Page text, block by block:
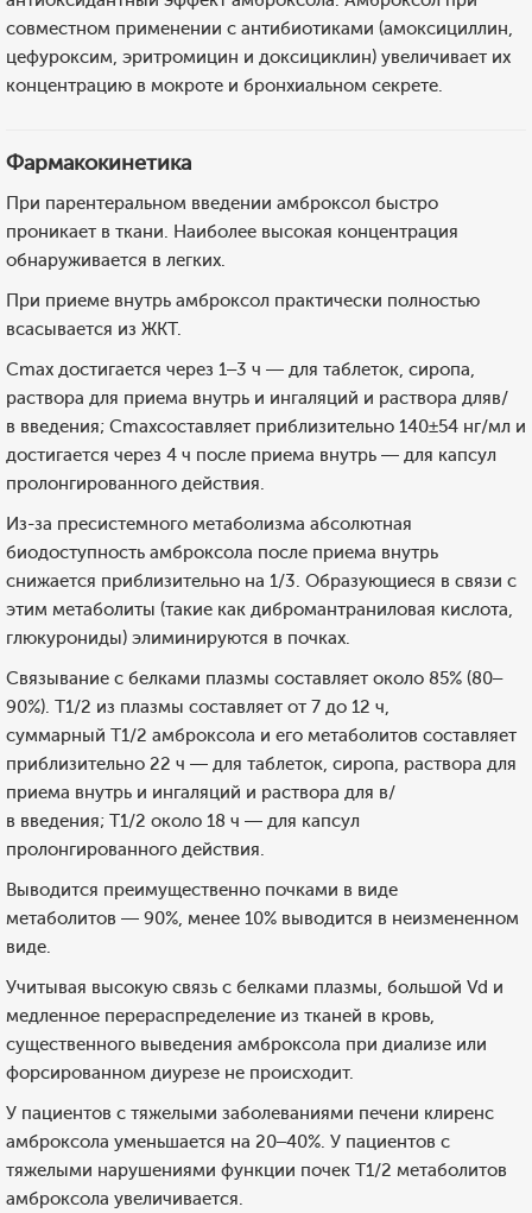
совместном применении с антибиотиками (амоксициллин,
цефуроксим, эритромицин и доксициклин) увеличивает их
концентрацию в мокроте и бронхиальном секрете.
Фармакокинетика
При парентеральном введении амброксол быстро
проникает в ткани. Наиболее высокая концентрация
обнаруживается в легких.
При приеме внутрь амброксол практически полностью
всасывается из ЖКТ.
Cmax достигается через 1–3 ч — для таблеток, сиропа,
раствора для приема внутрь и ингаляций и раствора дляв/
в введения; Cmaxсоставляет приблизительно 140±54 нг/мл и
достигается через 4 ч после приема внутрь — для капсул
пролонгированного действия.
Из-за пресистемного метаболизма абсолютная
биодоступность амброксола после приема внутрь
снижается приблизительно на 1/3. Образующиеся в связи с
этим метаболиты (такие как дибромантраниловая кислота,
глюкурониды) элиминируются в почках.
Связывание с белками плазмы составляет около 85% (80–
90%). T1/2 из плазмы составляет от 7 до 12 ч,
суммарный T1/2 амброксола и его метаболитов составляет
приблизительно 22 ч — для таблеток, сиропа, раствора для
приема внутрь и ингаляций и раствора для в/
в введения; T1/2 около 18 ч — для капсул
пролонгированного действия.
Выводится преимущественно почками в виде
метаболитов — 90%, менее 10% выводится в неизмененном
виде.
Учитывая высокую связь с белками плазмы, большой Vd и
медленное перераспределение из тканей в кровь,
существенного выведения амброксола при диализе или
форсированном диурезе не происходит.
У пациентов с тяжелыми заболеваниями печени клиренс
амброксола уменьшается на 20–40%. У пациентов с
тяжелыми нарушениями функции почек T1/2 метаболитов
амброксола увеличивается.